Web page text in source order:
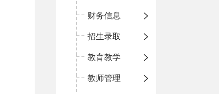
财务信息
招生录取
教育教学
教师管理